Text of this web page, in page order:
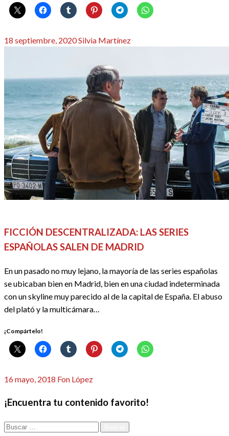
Publicado
18 septiembre, 2020Silvia Martínez
FICCIÓN DESCENTRALIZADA: LAS SERIES
ESPAÑOLAS SALEN DE MADRID
En un pasado no muy lejano, la mayoría de las series españolas
se ubicaban bien en Madrid, bien en una ciudad indeterminada
con un skyline muy parecido al de la capital de España. El abuso
del plató y la multicámara…
¡Compártelo!
Publicado
16 mayo, 2018 Fon López
¡Encuentra tu contenido favorito!
Buscar: